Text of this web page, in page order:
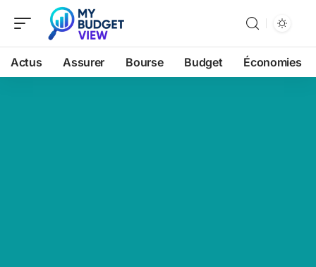
Actus Assurer Bourse Budget Économies